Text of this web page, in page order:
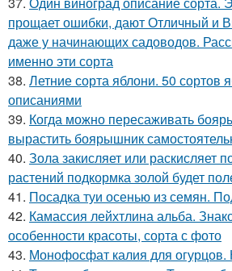
прощает ошибки, дают Отличный и
даже у начинающих садоводов.
именно эти сорта
38. Летние сорта яблони. 50 сортов
описаниями
39. Когда можно пересаживать
вырастить боярышник
40. Зола закисляет или раскисляет
растений подкормка золой будет
41. Посадка туи осенью из семян.
42. Камассия лейхтлина альба.
особенности красоты, сорта с фото
43. Монофосфат калия для огурцов.